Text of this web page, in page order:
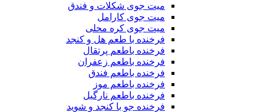
میت جوی شکلات و فندق
میت جوی کارامل
میت جوی کره محلی
فرخنده با طعم هل و کنجد
فرخنده باطعم پرتقال
فرخنده باطعم زعفران
فرخنده باطعم فندق
فرخنده باطعم موز
فرخنده باطعم نارگیل
فرخنده جو با کنجد و شوید